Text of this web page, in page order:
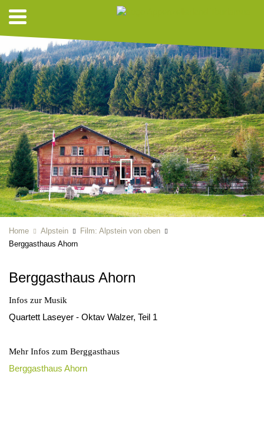
Home Alpstein
Film: Alpstein von oben
Berggasthaus Ahorn
Berggasthaus Ahorn
Infos zur Musik
Quartett Laseyer - Oktav Walzer, Teil 1
Mehr Infos zum Berggasthaus
Berggasthaus Ahorn